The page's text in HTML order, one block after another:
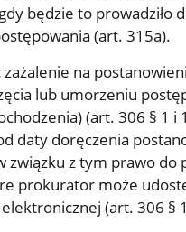
będzie to prowadziło
(art. 315a).
zażalenie na
lub umorzeniu
(art. 306 § 1 i
daty doręczenia
związku z tym prawo do
prokurator może
(art. 306 §